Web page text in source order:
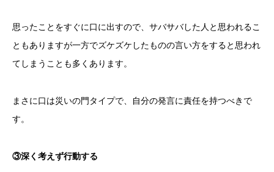
思ったことをすぐに口に出すので、サバサバした人と思われるこ
ともありますが一方でズケズケしたものの言い方をすると思われ
てしまうことも多くあります。
まさに口は災いの門タイプで、自分の発言に責任を持つべきで
す。
③深く考えず行動する